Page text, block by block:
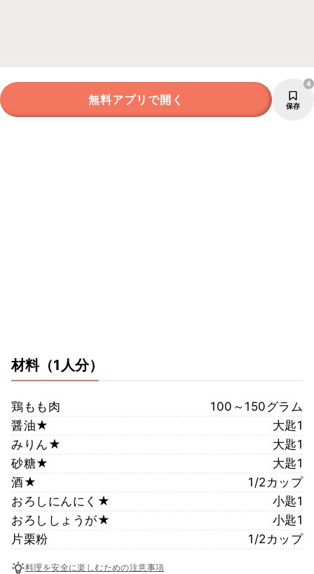
無料アプリで開く 保存
4
材料（1人分）
鶏もも肉
100～150グラム
醤油★
大匙1
みりん★
大匙1
砂糖★
大匙1
酒★
1/2カップ
おろしにんにく★
小匙1
おろししょうが★
小匙1
片栗粉
1/2カップ
料理を安全に楽しむための注意事項